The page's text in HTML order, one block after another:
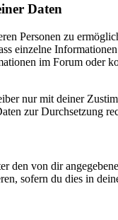
Daten
Personen zu
einzelne
im Forum
nur mit deiner
zur Durchsetzung
den von dir
sofern du dies in